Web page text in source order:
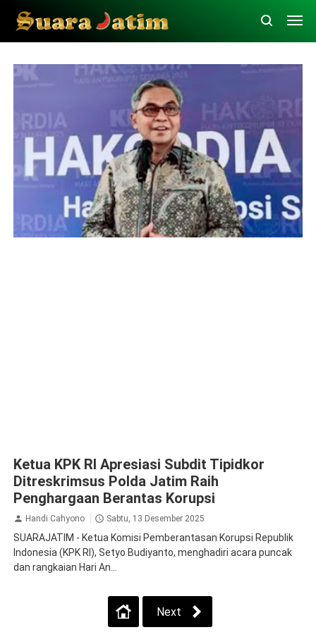
Ketua KPK RI Apresiasi Subdit Tipidkor
Ditreskrimsus Polda Jatim Raih
Penghargaan Berantas Korupsi
Handi Cahyono Sabtu, 13 Desember 2025
SUARAJATIM - Ketua Komisi Pemberantasan Korupsi Republik
Indonesia (KPK RI), Setyo Budiyanto, menghadiri acara puncak
dan rangkaian Hari An...
Next